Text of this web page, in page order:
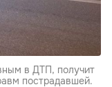
в ДТП, получит
пострадавшей.